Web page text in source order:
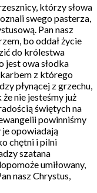
którzy słowa
swego pasterza,
Pan nasz
bo oddał życie
do królestwa
jest owa słodka
z którego
płynącej z grzechu,
nie jesteśmy już
świętych na
powinniśmy
je opowiadają
chętni i pilni
szatana
umiłowany,
nasz Chrystus,